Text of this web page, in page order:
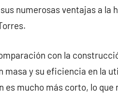
numerosas ventajas a la
con la
masa y su eficiencia en la
mucho más corto, lo que